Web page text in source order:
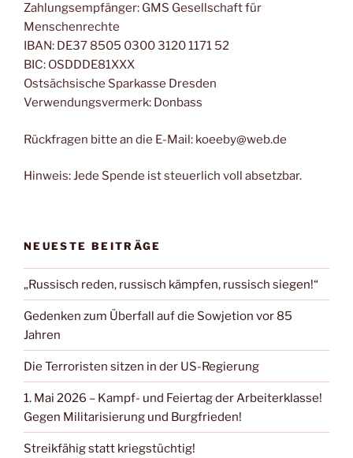
Zahlungsempfänger: GMS Gesellschaft für
Menschenrechte
IBAN: DE37 8505 0300 3120 1171 52
BIC: OSDDDE81XXX
Ostsächsische Sparkasse Dresden
Verwendungsvermerk: Donbass
Rückfragen bitte an die E-Mail: koeeby@web.de
Hinweis: Jede Spende ist steuerlich voll absetzbar.
NEUESTE BEITRÄGE
„Russisch reden, russisch kämpfen, russisch siegen!“
Gedenken zum Überfall auf die Sowjetion vor 85
Jahren
Die Terroristen sitzen in der US-Regierung
1. Mai 2026 – Kampf- und Feiertag der Arbeiterklasse!
Gegen Militarisierung und Burgfrieden!
Streikfähig statt kriegstüchtig!